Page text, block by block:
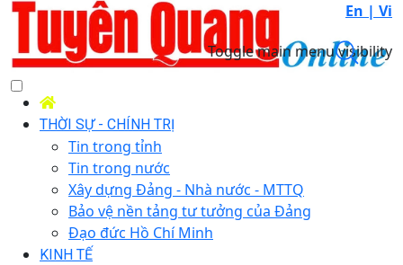
En | Vi
Toggle main menu visibility
THỜI SỰ - CHÍNH TRỊ
Tin trong tỉnh
Tin trong nước
Xây dựng Đảng - Nhà nước - MTTQ
Bảo vệ nền tảng tư tưởng của Đảng
Đạo đức Hồ Chí Minh
KINH TẾ